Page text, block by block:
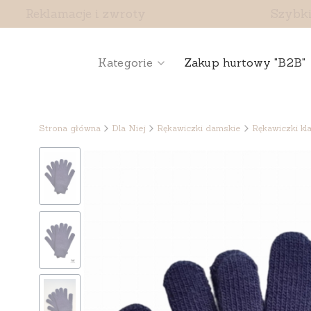
Kategorie Zakup hurtowy "B2B"
Strona główna Dla Niej Rękawiczki damskie Rękawiczki